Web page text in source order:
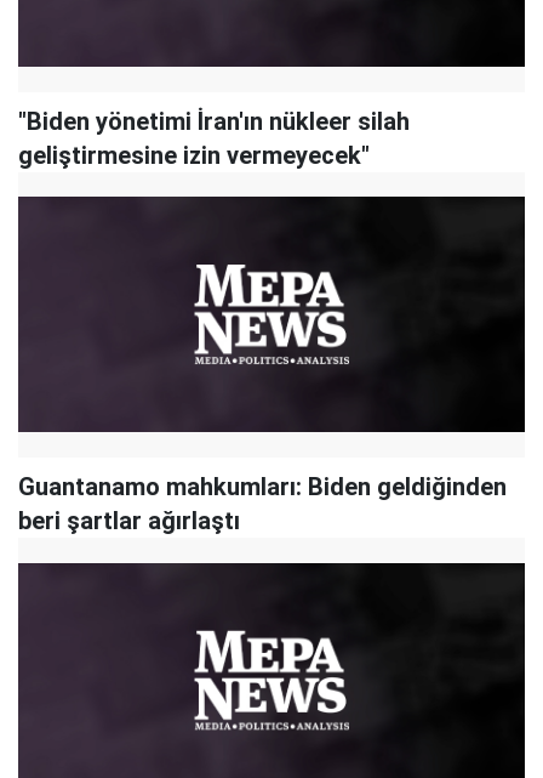
"Biden yönetimi İran'ın nükleer silah
geliştirmesine izin vermeyecek"
Guantanamo mahkumları: Biden geldiğinden
beri şartlar ağırlaştı